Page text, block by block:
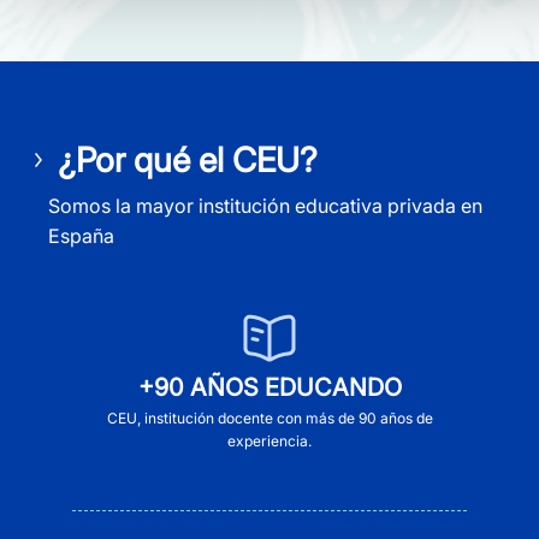
¿Por qué el CEU?
Somos la mayor institución educativa privada en
España
+90 AÑOS EDUCANDO
CEU, institución docente con más de 90 años de
experiencia.